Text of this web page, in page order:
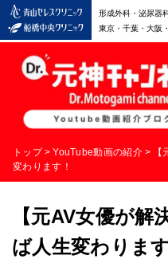
形成外科・泌尿器
東京・千葉・大阪
トップ > YouTube動画の紹介 >
変わります！
【元AV女優が
ば人生変わります